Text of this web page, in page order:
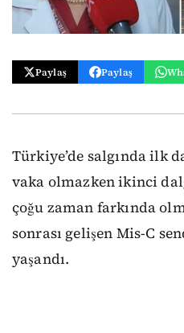
Paylaş Paylaş
Türkiye’de salgında ilk
vaka olmazken ikinci
çoğu zaman farkında
sonrası gelişen Mis-C
yaşandı.